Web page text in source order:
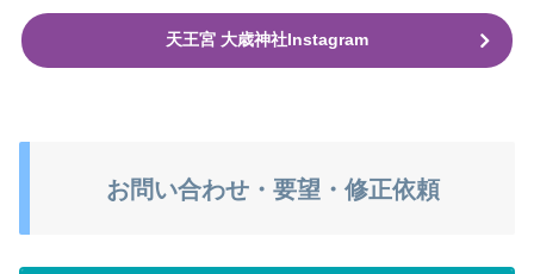
天王宮 大歳神社Instagram
お問い合わせ・要望・修正依頼